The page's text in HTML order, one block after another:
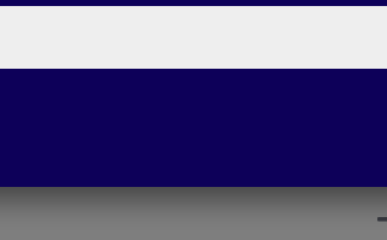
की श्रेणी में डाल देता है। यह एल्गोरिदम रियल-
से जांचता है।
anchor text का उपयोग करती है। अगर आपकी
है और Penguin उसे निगेटिव सिग्नल देता है। यह
देने के लिए।